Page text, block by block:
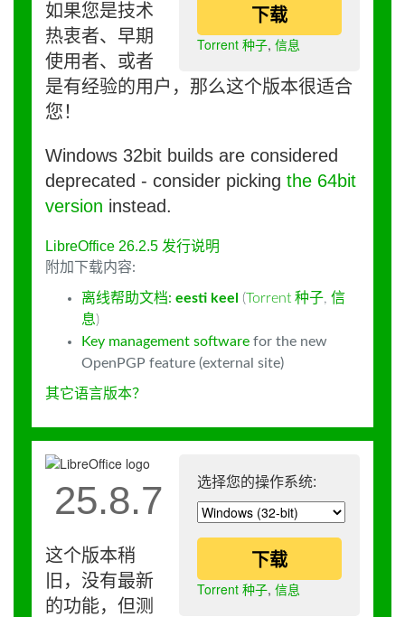
下载
Torrent 种子, 信息
如果您是技术
热衷者、早期
使用者、或者
是有经验的用户，那么这个版本很适合
您！
Windows 32bit builds are considered
deprecated - consider picking the 64bit
version instead.
LibreOffice 26.2.5 发行说明
附加下载内容:
离线帮助文档: eesti keel (Torrent 种子, 信
息)
Key management software for the new
OpenPGP feature (external site)
其它语言版本？
选择您的操作系统:
下载
Torrent 种子, 信息
25.8.7
这个版本稍
旧，没有最新
的功能，但测